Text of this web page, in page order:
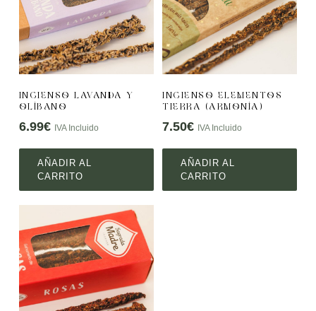
INCIENSO LAVANDA Y
OLÍBANO
6.99€ IVA Incluido
AÑADIR AL
CARRITO
INCIENSO ELEMENTOS
TIERRA (ARMONÍA)
7.50€ IVA Incluido
AÑADIR AL
CARRITO